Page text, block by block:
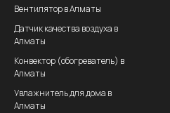
Вентилятор в Алматы
Датчик качества воздуха в
Алматы
Конвектор (обогреватель) в
Алматы
Увлажнитель для дома в
Алматы